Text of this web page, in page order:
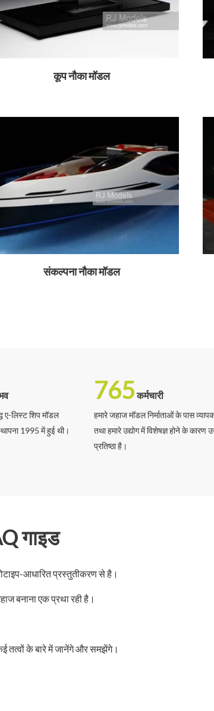
कूप नौका मॉडल
संकल्पना नौका मॉडल
ए-लिस्ट शिप मॉडल
1995 में हुई थी।
765कर्मचारी
हमारे जहाज मॉडल निर्माताओं के पास
तथा हमारे उद्योग में विशेषज्ञ होने के कारण
प्रतिष्ठा है।
गाइड
आधारित प्रस्तुतीकरण से है।
बनाना एक प्रथा रही है।
तत्वों के बारे में जानेंगे और समझेंगे।